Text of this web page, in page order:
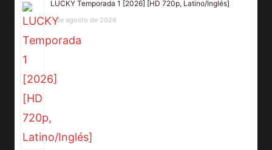
LUCKY Temporada 1 [2026] [HD 720p, Latino/Inglés]
7 de agosto de 2026